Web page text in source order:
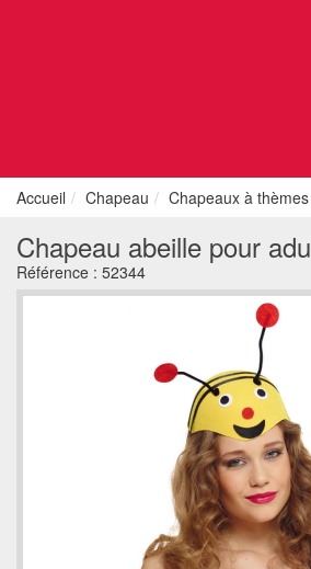
Accueil Chapeau Chapeaux à thèmes
Chapeau abeille pour
Référence : 52344